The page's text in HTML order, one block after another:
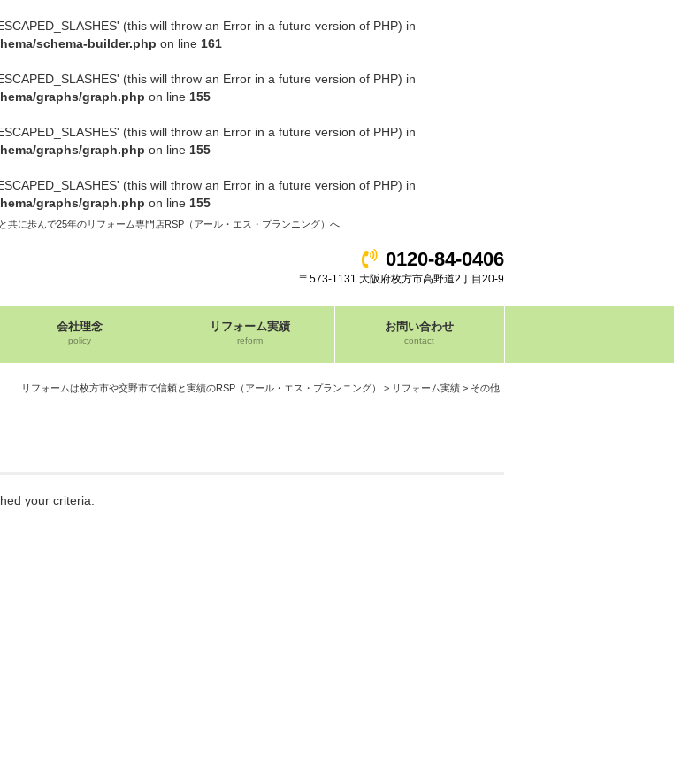
(this will throw an Error in a future version of PHP) in
schema-builder.php on line 161
(this will throw an Error in a future version of PHP) in
graphs/graph.php on line 155
(this will throw an Error in a future version of PHP) in
graphs/graph.php on line 155
(this will throw an Error in a future version of PHP) in
graphs/graph.php on line 155
に歩んで25年のリフォーム専門店RSP（アール・エス・プランニング）へ
0120-84-0406
〒573-1131 大阪府枚方市高野道2丁目20-9
会社理念
policy
リフォーム実績
reform
お問い合わせ
contact
リフォームは枚方市や交野市で信頼と実績のRSP（アール・エス・プランニング） > リフォーム実績 > その他
your criteria.